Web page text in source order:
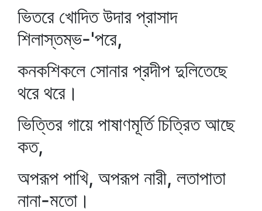
ভিতরে খোদিত উদার প্রাসাদ
শিলাস্তম্ভ-'পরে,
কনকশিকলে সোনার প্রদীপ দুলিতেছে
থরে থরে।
ভিত্তির গায়ে পাষাণমূর্তি চিত্রিত আছে
কত,
অপরূপ পাখি, অপরূপ নারী, লতাপাতা
নানা-মতো।